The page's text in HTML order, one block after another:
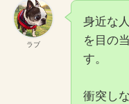
ラブ
身近な
を目の
す。
衝突し